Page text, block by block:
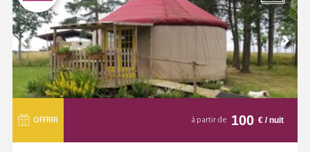
OFFRIR à partir de 100 € / nuit